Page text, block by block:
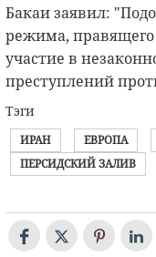
Бакаи заявил:
режима, правящего
участие в
преступлений
Тэги
ИРАН ЕВРОПА
ПЕРСИДСКИЙ ЗАЛИВ